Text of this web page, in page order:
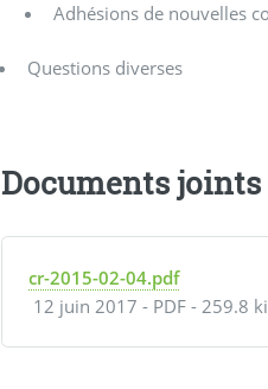
Adhésions de nouvelles
Questions diverses
Documents joints
cr-2015-02-04.pdf
12 juin 2017 - PDF - 259.8